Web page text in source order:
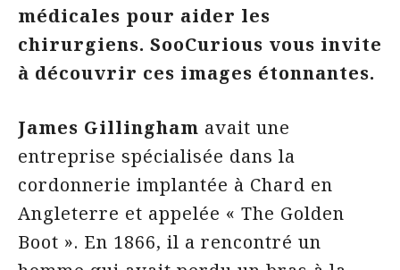
médicales pour aider les
chirurgiens. SooCurious vous invite
à découvrir ces images étonnantes.
James Gillingham avait une
entreprise spécialisée dans la
cordonnerie implantée à Chard en
Angleterre et appelée « The Golden
Boot ». En 1866, il a rencontré un